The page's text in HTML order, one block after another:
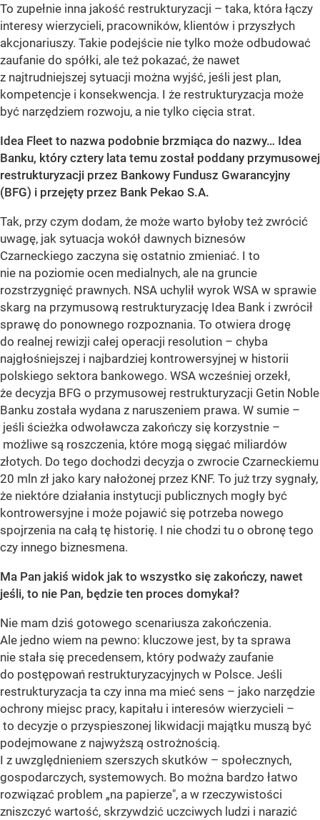
To zupełnie inna jakość restrukturyzacji – taka, która łączy
interesy wierzycieli, pracowników, klientów i przyszłych
akcjonariuszy. Takie podejście nie tylko może odbudować
zaufanie do spółki, ale też pokazać, że nawet
z najtrudniejszej sytuacji można wyjść, jeśli jest plan,
kompetencje i konsekwencja. I że restrukturyzacja może
być narzędziem rozwoju, a nie tylko cięcia strat.
Idea Fleet to nazwa podobnie brzmiąca do nazwy… Idea
Banku, który cztery lata temu został poddany przymusowej
restrukturyzacji przez Bankowy Fundusz Gwarancyjny
(BFG) i przejęty przez Bank Pekao S.A.
Tak, przy czym dodam, że może warto byłoby też zwrócić
uwagę, jak sytuacja wokół dawnych biznesów
Czarneckiego zaczyna się ostatnio zmieniać. I to
nie na poziomie ocen medialnych, ale na gruncie
rozstrzygnięć prawnych. NSA uchylił wyrok WSA w sprawie
skarg na przymusową restrukturyzację Idea Bank i zwrócił
sprawę do ponownego rozpoznania. To otwiera drogę
do realnej rewizji całej operacji resolution – chyba
najgłośniejszej i najbardziej kontrowersyjnej w historii
polskiego sektora bankowego. WSA wcześniej orzekł,
że decyzja BFG o przymusowej restrukturyzacji Getin Noble
Banku została wydana z naruszeniem prawa. W sumie –
jeśli ścieżka odwoławcza zakończy się korzystnie –
możliwe są roszczenia, które mogą sięgać miliardów
złotych. Do tego dochodzi decyzja o zwrocie Czarneckiemu
20 mln zł jako kary nałożonej przez KNF. To już trzy sygnały,
że niektóre działania instytucji publicznych mogły być
kontrowersyjne i może pojawić się potrzeba nowego
spojrzenia na całą tę historię. I nie chodzi tu o obronę tego
czy innego biznesmena.
Ma Pan jakiś widok jak to wszystko się zakończy, nawet
jeśli, to nie Pan, będzie ten proces domykał?
Nie mam dziś gotowego scenariusza zakończenia.
Ale jedno wiem na pewno: kluczowe jest, by ta sprawa
nie stała się precedensem, który podważy zaufanie
do postępowań restrukturyzacyjnych w Polsce. Jeśli
restrukturyzacja ta czy inna ma mieć sens – jako narzędzie
ochrony miejsc pracy, kapitału i interesów wierzycieli –
to decyzje o przyspieszonej likwidacji majątku muszą być
podejmowane z najwyższą ostrożnością.
I z uwzględnieniem szerszych skutków – społecznych,
gospodarczych, systemowych. Bo można bardzo łatwo
rozwiązać problem „na papierze", a w rzeczywistości
zniszczyć wartość, skrzywdzić uczciwych ludzi i narazić